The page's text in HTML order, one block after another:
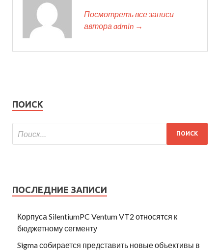
Посмотреть все записи
автора admin →
ПОИСК
ПОСЛЕДНИЕ ЗАПИСИ
Корпуса SilentiumPC Ventum VT2 относятся к
бюджетному сегменту
Sigma собирается представить новые объективы в